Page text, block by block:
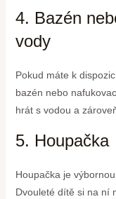
4. Bazén
vody
Pokud máte k
bazén nebo
hrát s vodou a
5. Houpačka
Houpačka je
Dvouleté dítě si na ní